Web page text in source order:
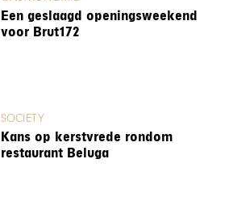
Een geslaagd openingsweekend
voor Brut172
SOCIETY
Kans op kerstvrede rondom
restaurant Beluga